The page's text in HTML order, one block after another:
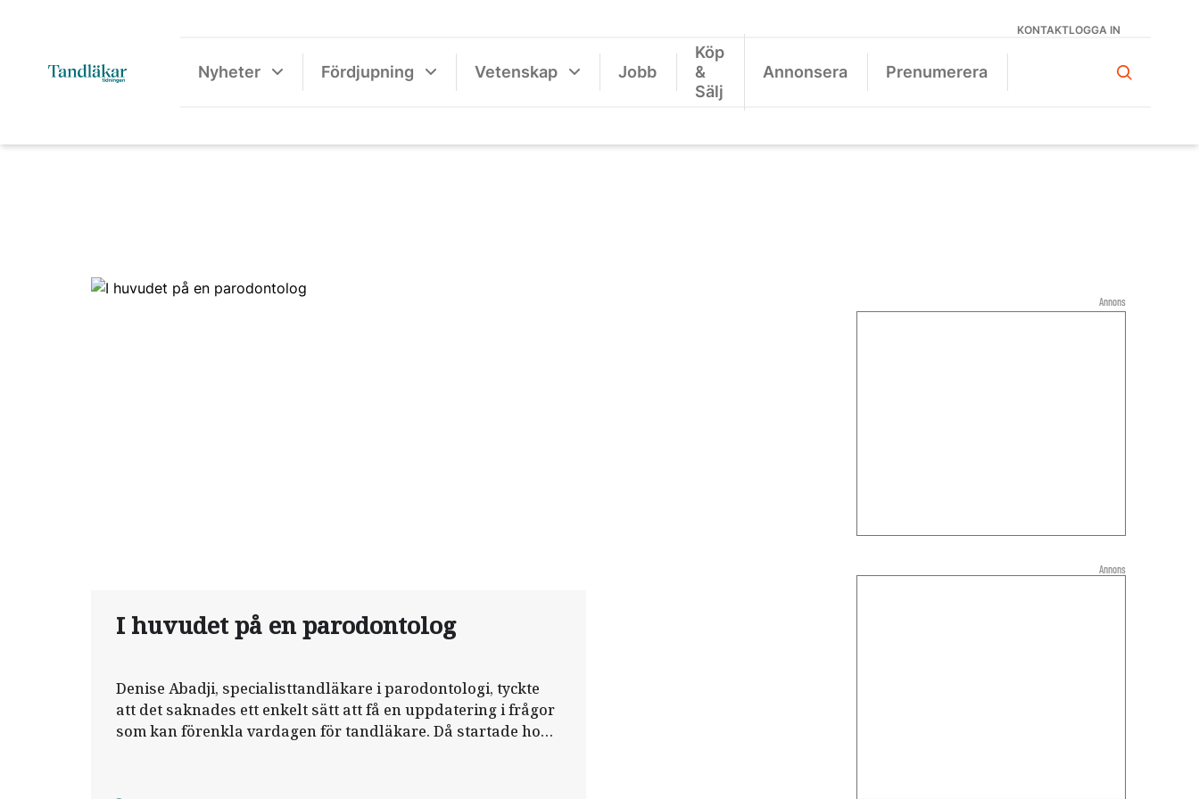
KONTAKTLOGGA IN
Nyheter Fördjupning Vetenskap Jobb
Köp
&
Sälj
Annonsera Prenumerera
I huvudet på en parodontolog
Denise Abadji, specialisttandläkare i parodontologi, tyckte
att det saknades ett enkelt sätt att få en uppdatering i frågor
som kan förenkla vardagen för tandläkare. Då startade hon
Annons
Annons